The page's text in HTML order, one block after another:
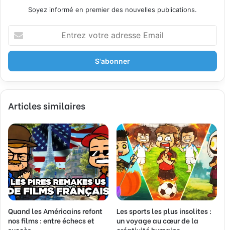
Soyez informé en premier des nouvelles publications.
t
e
z
o
r
a
d
r
e
s
s
e
E
Articles similaires
Quand les Américains refont
nos films : entre échecs et
Les sports les plus insolites :
un voyage au cœur de la